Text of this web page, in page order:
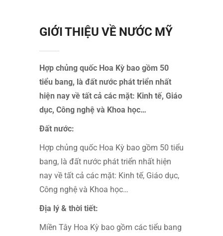
GIỚI THIỆU VỀ NƯỚC MỸ
Hợp chủng quốc Hoa Kỳ bao gồm 50
tiểu bang, là đất nước phát triển nhất
hiện nay về tất cả các mặt: Kinh tế, Giáo
dục, Công nghệ và Khoa học…
Đất nước:
Hợp chủng quốc Hoa Kỳ bao gồm 50 tiểu
bang, là đất nước phát triển nhất hiện
nay về tất cả các mặt: Kinh tế, Giáo dục,
Công nghệ và Khoa học…
Ðịa lý & thời tiết:
Miền Tây Hoa Kỳ bao gồm các tiểu bang